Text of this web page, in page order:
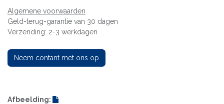
Algemene voorwaarden
Geld-terug-garantie van 30 dagen
Verzending: 2-3 werkdagen
Neem contant met ons op
Afbeelding: